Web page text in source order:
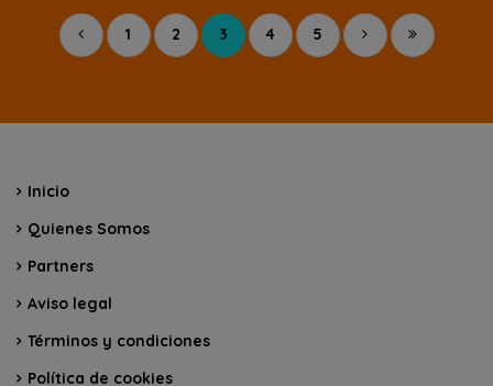
1 2 3 4 5
Inicio
Quienes Somos
Partners
Aviso legal
Términos y condiciones
Política de cookies